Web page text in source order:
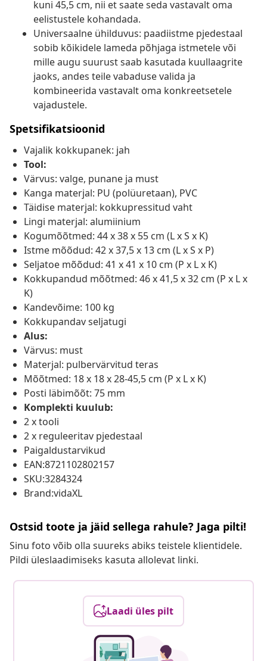
kuni 45,5 cm, nii et saate seda vastavalt oma
eelistustele kohandada.
Universaalne ühilduvus: paadiistme pjedestaal
sobib kõikidele lameda põhjaga istmetele või
mille augu suurust saab kasutada kuullaagrite
jaoks, andes teile vabaduse valida ja
kombineerida vastavalt oma konkreetsetele
vajadustele.
Spetsifikatsioonid
Vajalik kokkupanek: jah
Tool:
Värvus: valge, punane ja must
Kanga materjal: PU (polüuretaan), PVC
Täidise materjal: kokkupressitud vaht
Lingi materjal: alumiinium
Kogumõõtmed: 44 x 38 x 55 cm (L x S x K)
Istme mõõdud: 42 x 37,5 x 13 cm (L x S x P)
Seljatoe mõõdud: 41 x 41 x 10 cm (P x L x K)
Kokkupandud mõõtmed: 46 x 41,5 x 32 cm (P x L x
K)
Kandevõime: 100 kg
Kokkupandav seljatugi
Alus:
Värvus: must
Materjal: pulbervärvitud teras
Mõõtmed: 18 x 18 x 28-45,5 cm (P x L x K)
Posti läbimõõt: 75 mm
Komplekti kuulub:
2 x tooli
2 x reguleeritav pjedestaal
Paigaldustarvikud
EAN:8721102802157
SKU:3284324
Brand:vidaXL
Ostsid toote ja jäid sellega rahule? Jaga pilti!
Sinu foto võib olla suureks abiks teistele klientidele.
Pildi üleslaadimiseks kasuta allolevat linki.
Laadi üles pilt